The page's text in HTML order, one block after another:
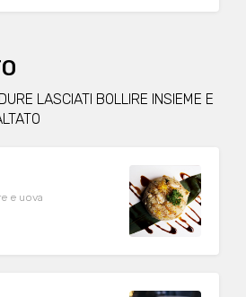
LASCIATI BOLLIRE INSIEME E
e uova